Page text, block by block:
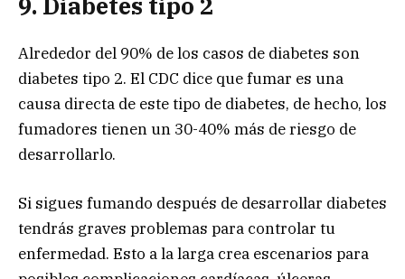
Alrededor del 90% de los casos de diabetes son
diabetes tipo 2. El CDC dice que fumar es una
causa directa de este tipo de diabetes, de hecho, los
fumadores tienen un 30-40% más de riesgo de
desarrollarlo.
Si sigues fumando después de desarrollar diabetes
tendrás graves problemas para controlar tu
enfermedad. Esto a la larga crea escenarios para